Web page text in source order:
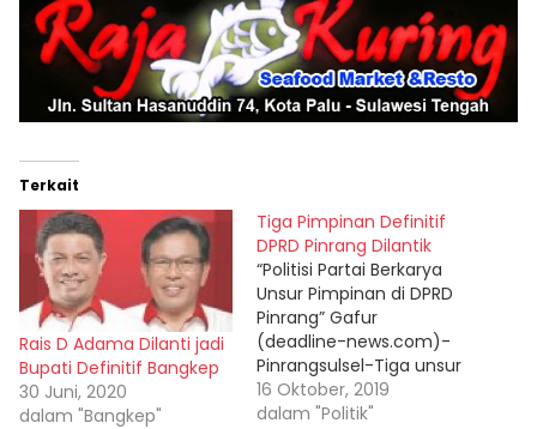
Terkait
Rais D Adama Dilanti jadi
Bupati Definitif Bangkep
30 Juni, 2020
dalam "Bangkep"
Tiga Pimpinan Definitif
DPRD Pinrang Dilantik
“Politisi Partai Berkarya
Unsur Pimpinan di DPRD
Pinrang” Gafur
(deadline-news.com)-
Pinrangsulsel-Tiga unsur
Pimpinan definitif DPRD
Pinrang periode 2019-
16 Oktober, 2019
dalam "Politik"